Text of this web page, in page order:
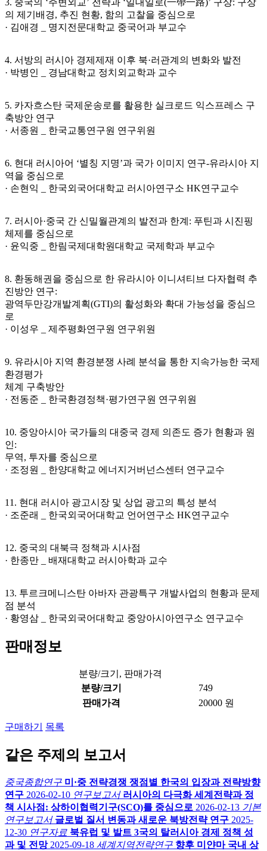
3. 중국의 ‘주변외교’ 전략과 ‘일대일로(一帶一路)’ 구상: 구상
의 제기배경, 추진 현황, 함의 고찰을 중심으로
· 김애경 _ 명지전문대학교 중국어과 부교수
4. 서방의 러시아 경제제재 이후 북·러관계의 변화와 발전
· 박병인 _ 경남대학교 정치외교학과 교수
5. 카자흐스탄 국제운송로를 활용한 실크로드 익스프레스 구
축방안 연구
· 서종원 _ 한국교통연구원 연구위원
6. 현대 러시아어 ‘별칭 지명’과 국가 이미지 연구-유라시아 지
역을 중심으로
· 손현익 _ 한국외국어대학교 러시아연구소 HK연구교수
7. 러시아·중국 간 신밀월관계의 발전과 한계: 푸틴과 시진핑
체제를 중심으로
· 윤익중 _ 한림국제대학원대학교 국제학과 부교수
8. 환동해권을 중심으로 한 유라시아 이니셔티브 다자협력 추
진방안 연구:
광역두만강개발계획(GTI)의 활성화와 확대 가능성을 중심으
로
· 이성우 _ 제주평화연구원 연구위원
9. 유라시아 지역 환경분쟁 사례 분석을 통한 지속가능한 국제
환경평가
체계 구축방안
· 전동준 _ 한국환경정책·평가연구원 연구위원
10. 중앙아시아 국가들의 대중국 경제 의존도 증가 현황과 원
인:
무역, 투자를 중심으로
· 조정원 _ 한양대학교 에너지거버넌스센터 연구교수
11. 현대 러시아 광고시장 및 상업 광고의 특성 분석
· 조준래 _ 한국외국어대학교 언어연구소 HK연구교수
12. 중국의 대북극 정책과 시사점
· 한종만 _ 배재대학교 러시아학과 교수
13. 투르크메니스탄 아바자 관광특구 개발사업의 현황과 문제
점 분석
· 황영삼 _ 한국외국어대학교 중앙아시아연구소 연구교수
판매정보
분량/크기, 판매가격
분량/크기
749
판매가격
20000 원
구매하기 목록
같은 주제의 보고서
중국종합연구 미·중 전략경쟁 쟁점별 한국의 입장과 전략방향
연구 2026-02-10 연구보고서 러시아의 다극화 세계전략과 정
책 시사점: 상하이협력기구(SCO)를 중심으로 2026-02-13 기본
연구보고서 글로벌 질서 변동과 새로운 북방전략 연구 2025-
12-30 연구자료 북유럽 및 발트 3국의 탈러시아 경제 정책 성
과 및 전망 2025-09-18 세계지역전략연구 향후 미얀마 국내 상